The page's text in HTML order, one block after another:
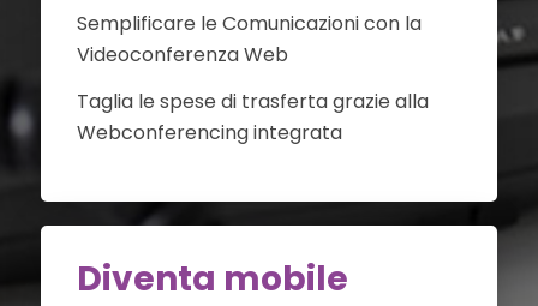
Semplificare le Comunicazioni con la
Videoconferenza Web
Taglia le spese di trasferta grazie alla
Webconferencing integrata
Diventa mobile